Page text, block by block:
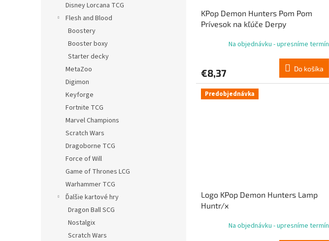
Disney Lorcana TCG
Flesh and Blood
Boostery
Booster boxy
Starter decky
MetaZoo
Digimon
Keyforge
Fortnite TCG
Marvel Champions
Scratch Wars
Dragoborne TCG
Force of Will
Game of Thrones LCG
Warhammer TCG
Ďalšie kartové hry
Dragon Ball SCG
Nostalgix
Scratch Wars
KPop Demon Hunters Pom Pom
Prívesok na kľúče Derpy
Na objednávku - upresníme termín
€8,37 Do košíka
Predobjednávka
Logo KPop Demon Hunters Lamp
Huntr/x
Na objednávku - upresníme termín